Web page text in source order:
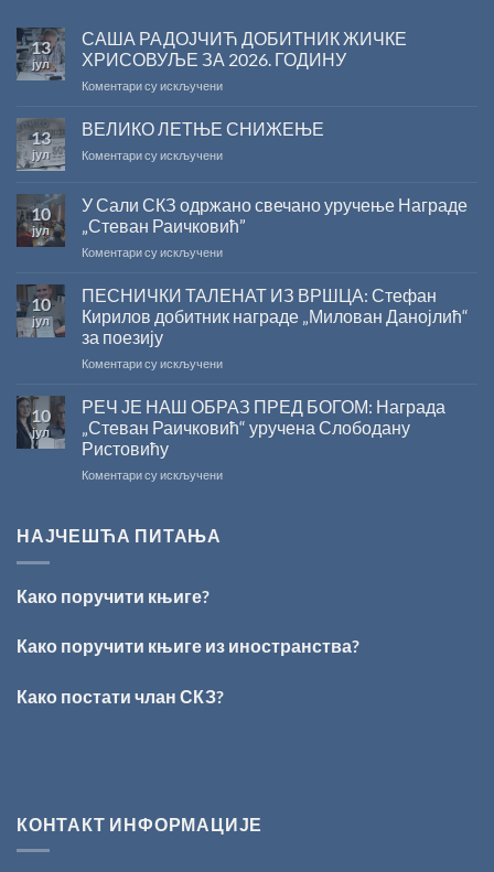
13
јул
САША РАДОЈЧИЋ ДОБИТНИК ЖИЧКЕ
ХРИСОВУЉЕ ЗА 2026. ГОДИНУ
Коментари су искљученина
РАДОЈЧИЋ
ЖИЧКЕ
2026.
ГОДИНУ
13
јул
ВЕЛИКО ЛЕТЊЕ СНИЖЕЊЕ
Коментари су искљученина
СНИЖЕЊЕ
10
јул
У Сали СКЗ одржано свечано уручење Награде
„Стеван Раичковић”
Коментари су искљученина
Сали
одржано
уручење
„Стеван
Раичковић”
10
јул
ПЕСНИЧКИ ТАЛЕНАТ ИЗ ВРШЦА: Стефан
Кирилов добитник награде „Милован Данојлић“
за поезију
Коментари су искљученина
ТАЛЕНАТ
ИЗ
ВРШЦА:
Кирилов
10
јул
РЕЧ ЈЕ НАШ ОБРАЗ ПРЕД БОГОМ: Награда
„Стеван Раичковић“ уручена Слободану
Ристовићу
Коментари су искљученина
Раичковић“
Ристовићу
НАЈЧЕШЋА ПИТАЊА
Како поручити књиге?
Како поручити књиге из иностранства?
Како постати члан СКЗ?
КОНТАКТ ИНФОРМАЦИЈЕ